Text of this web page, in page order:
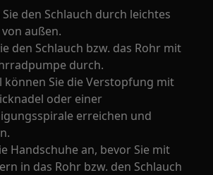
den Schlauch durch leichtes
außen.
den Schlauch bzw. das Rohr mit
durch.
können Sie die Verstopfung mit
oder einer
erreichen und
Handschuhe an, bevor Sie mit
in das Rohr bzw. den Schlauch